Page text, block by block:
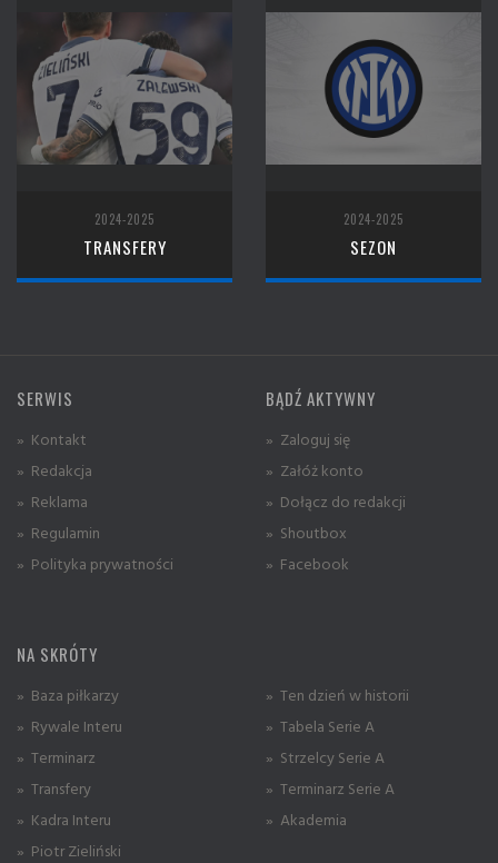
2024-2025
TRANSFERY
2024-2025
SEZON
SERWIS
» Kontakt
» Redakcja
» Reklama
» Regulamin
» Polityka prywatności
BĄDŹ AKTYWNY
» Zaloguj się
» Załóż konto
» Dołącz do redakcji
» Shoutbox
» Facebook
NA SKRÓTY
» Baza piłkarzy
» Rywale Interu
» Terminarz
» Transfery
» Kadra Interu
» Piotr Zieliński
» Ten dzień w historii
» Tabela Serie A
» Strzelcy Serie A
» Terminarz Serie A
» Akademia